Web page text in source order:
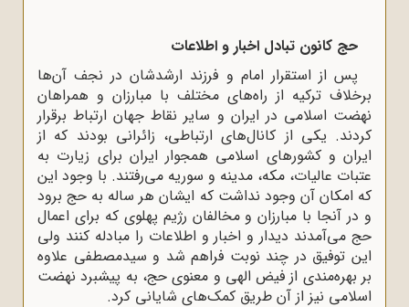
حج کانون تبادل اخبار و اطلاعات
پس از استقرار امام و فرزند ارشدشان در نجف آن‌ها
برخلاف ترکیه از راه‌های مختلف با مبارزان و همراهان
نهضت اسلامی در ایران و سایر نقاط جهان ارتباط برقرار
کردند. یکی از کانال‌های ارتباطی، زائرانی بودند که از
ایران و کشورهای اسلامی همجوار ایران برای زیارت به
عتبات عالیات، مکه، مدینه و سوریه می‌رفتند. با وجود این
که امکان آن وجود نداشت که ایشان هر ساله به حج برود
و در آنجا با مبارزان و مخالفان رژیم پهلوی که برای اعمال
حج می‌آمدند دیدار و اخبار و اطلاعات را مبادله کنند ولی
این توفیق در چند نوبت فراهم شد و سیدمصطفی علاوه
بر بهره‌مندی از فیض الهی و معنوی حج، به پیشبرد نهضت
اسلامی نیز از آن طریق کمک‌های شایانی کرد.